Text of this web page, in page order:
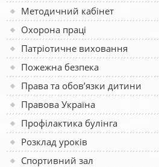
Методичний кабінет
Охорона праці
Патріотичне виховання
Пожежна безпека
Права та обов’язки дитини
Правова Україна
Профілактика булінга
Розклад уроків
Спортивний зал